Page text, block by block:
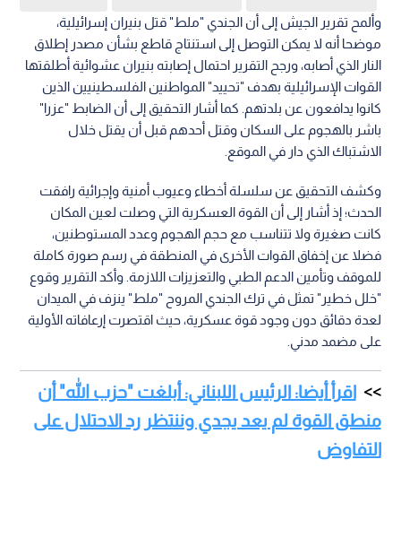
وألمح تقرير الجيش إلى أن الجندي "ملط" قتل بنيران إسرائيلية،
موضحا أنه لا يمكن التوصل إلى استنتاج قاطع بشأن مصدر إطلاق
النار الذي أصابه، ورجح التقرير احتمال إصابته بنيران عشوائية أطلقتها
القوات الإسرائيلية بهدف "تحييد" المواطنين الفلسطينيين الذين
كانوا يدافعون عن بلدتهم. كما أشار التحقيق إلى أن الضابط "عزرا"
باشر بالهجوم على السكان وقتل أحدهم قبل أن يقتل خلال
الاشتباك الذي دار في الموقع.
وكشف التحقيق عن سلسلة أخطاء وعيوب أمنية وإجرائية رافقت
الحدث؛ إذ أشار إلى أن القوة العسكرية التي وصلت لعين المكان
كانت صغيرة ولا تتناسب مع حجم الهجوم وعدد المستوطنين،
فضلا عن إخفاق القوات الأخرى في المنطقة في رسم صورة كاملة
للموقف وتأمين الدعم الطبي والتعزيزات اللازمة. وأكد التقرير وقوع
"خلل خطير" تمثل في ترك الجندي المروح "ملط" ينزف في الميدان
لعدة دقائق دون وجود قوة عسكرية، حيث اقتصرت إرعافاته الأولية
على مضمد مدني.
اقرأ أيضا: الرئيس اللبناني: أبلغت "حزب الله" أن
منطق القوة لم يعد يجدي وننتظر رد الاحتلال على
التفاوض